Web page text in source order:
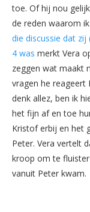
toe. Of hij nou
de reden waarom
die discussie dat
4 was merkt Vera
zeggen wat maakt
vragen he reageert
denk allez, ben ik
het fijn af en toe
Kristof erbij en het
Peter. Vera vertelt
kroop om te
vanuit Peter kwam.